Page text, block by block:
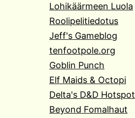
Lohikäärmeen Luola
Roolipelitiedotus
Jeff's Gameblog
tenfootpole.org
Goblin Punch
Elf Maids & Octopi
Delta's D&D Hotspot
Beyond Fomalhaut